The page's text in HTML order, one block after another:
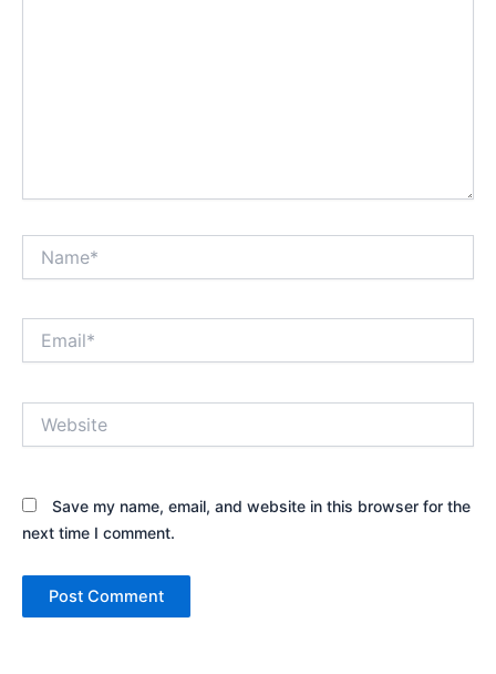
Save my name, email, and website in this browser for the
next time I comment.